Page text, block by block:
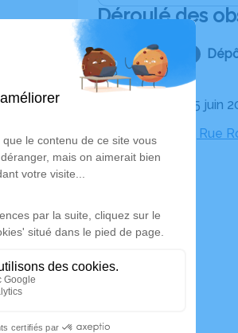
Déroulé des
Le jeudi 25 juin
Cimetière, Rue
Maisons